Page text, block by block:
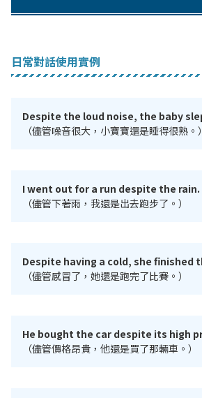
日常對話使用實例
Despite the loud noise, the baby
（儘管噪音很大，小寶寶還是睡得很熟。）
I went out for a run despite the rain.
（儘管下著雨，我還是出去跑步了。）
Despite having a cold, she finished
（儘管感冒了，她還是跑完了比賽。）
He bought the car despite its high
（儘管價格昂貴，他還是買了那輛車。）